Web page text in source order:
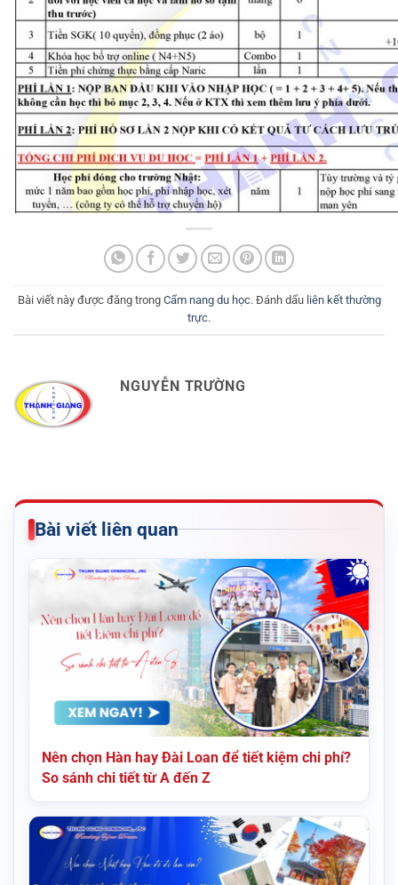
Bài viết này được đăng trong Cẩm nang du học. Đánh dấu liên kết thường
trực.
NGUYỄN TRƯỜNG
Bài viết liên quan
Nên chọn Hàn hay Đài Loan để tiết kiệm chi phí?
So sánh chi tiết từ A đến Z